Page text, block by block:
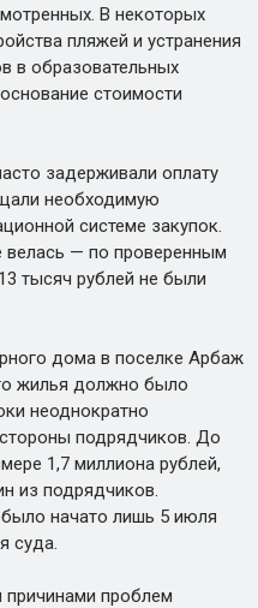
В некоторых
пляжей и устранения
в образовательных
стоимости
задерживали оплату
необходимую
системе закупок.
велась — по проверенным
тысяч рублей не были
дома в поселке Арбаж
жилья должно было
неоднократно
подрядчиков. До
1,7 миллиона рублей,
из подрядчиков.
начато лишь 5 июля
суда.
проблем